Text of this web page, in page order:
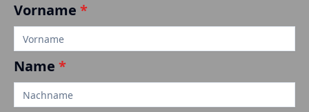
Vorname *
Name *